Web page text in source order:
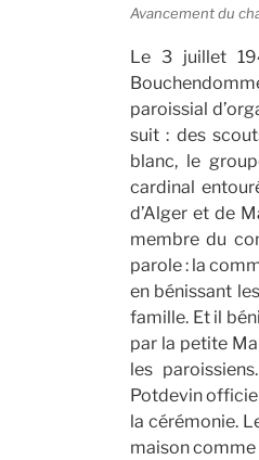
Avancement du
Le 3 juillet
paroissial
suit : des
blanc, le
cardinal
d’Alger et de
membre du
parole : la
en bénissant
famille. Et il
par la petite
les
Potdevin officie
la cérémonie.
maison comme